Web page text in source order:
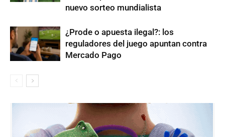
nuevo sorteo mundialista
¿Prode o apuesta ilegal?: los
reguladores del juego apuntan contra
Mercado Pago